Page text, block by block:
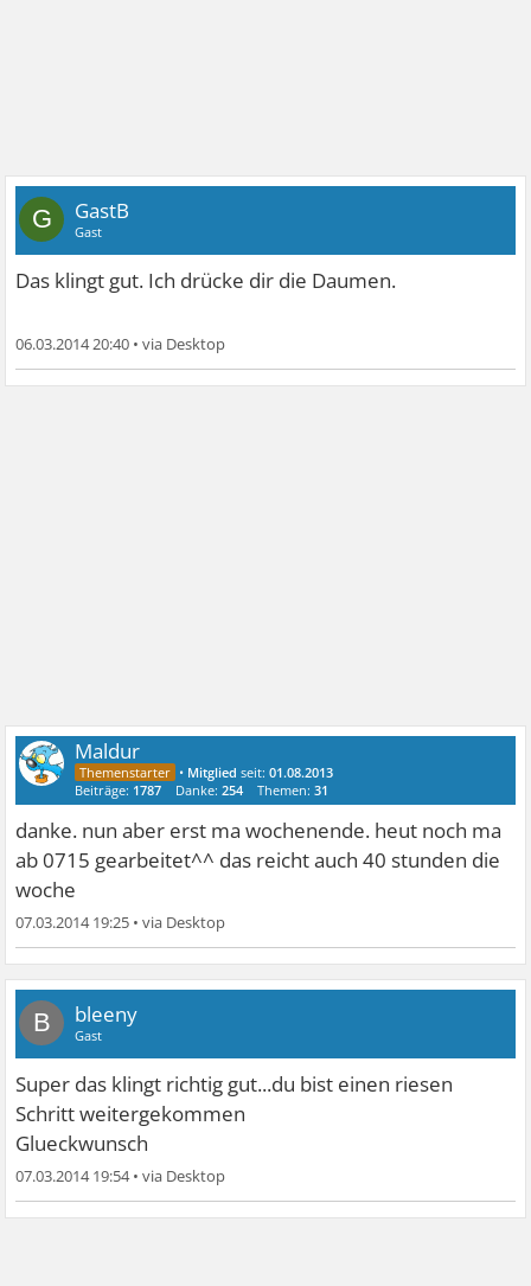
G GastB
Gast
Das klingt gut. Ich drücke dir die Daumen.
06.03.2014 20:40 •
Maldur
• Mitglied seit:01.08.2013
Beiträge: 1787 Danke:254 Themen:31
danke. nun aber erst ma wochenende. heut noch ma
ab 0715 gearbeitet^^ das reicht auch 40 stunden die
woche
07.03.2014 19:25 •
B bleeny
Gast
Super das klingt richtig gut...du bist einen riesen
Schritt weitergekommen
Glueckwunsch
07.03.2014 19:54•